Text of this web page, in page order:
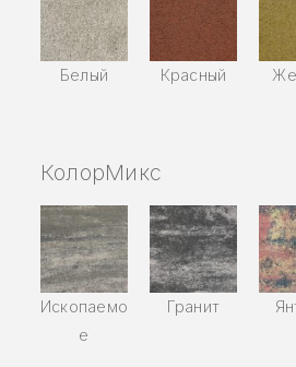
Белый Красный
КолорМикс
Ископаемо
е
Гранит